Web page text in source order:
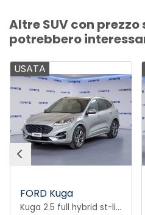
Altre SUV con prezzo
potrebbero
USATA
FORD Kuga
Kuga 2.5 full hybrid st-line 2wd 190cv cvt